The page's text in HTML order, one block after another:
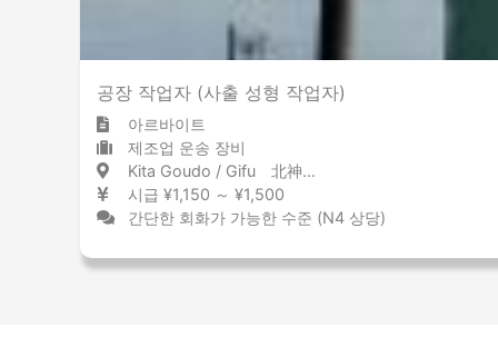
공장 작업자 (사출 성형 작업자)
아르바이트
제조업 운송 장비
Kita Goudo / Gifu 北神戸 / 岐阜県
시급 ¥1,150 ～ ¥1,500
간단한 회화가 가능한 수준 (N4 상당)